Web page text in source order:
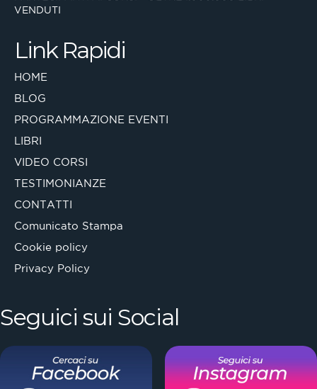
VENDUTI
Link Rapidi
HOME
BLOG
PROGRAMMAZIONE EVENTI
LIBRI
VIDEO CORSI
TESTIMONIANZE
CONTATTI
Comunicato Stampa
Cookie policy
Privacy Policy
Seguici sui Social